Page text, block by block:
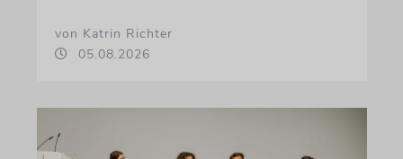
von Katrin Richter
05.08.2026